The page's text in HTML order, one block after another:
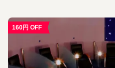
160円 OFF
い
内
は
な